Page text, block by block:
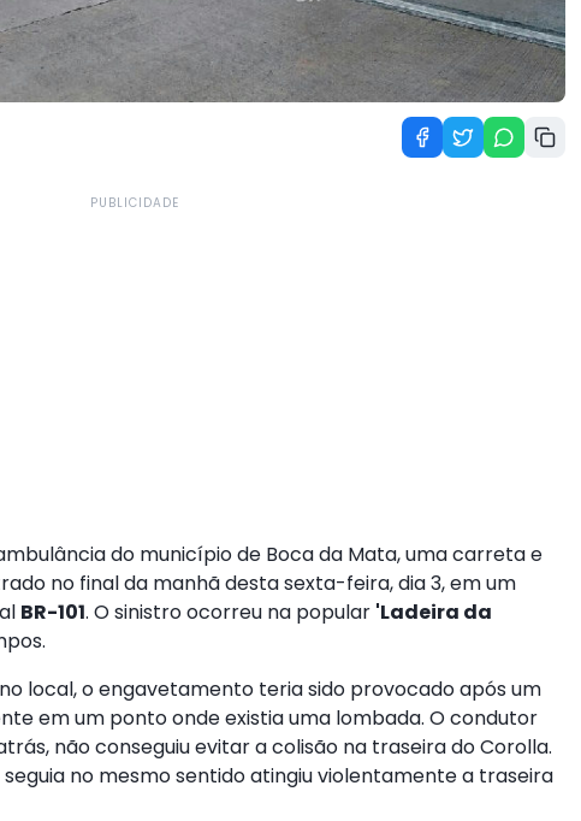
PUBLICIDADE
do município de Boca da Mata, uma carreta e
no final da manhã desta sexta-feira, dia 3, em um
BR-101. O sinistro ocorreu na popular 'Ladeira da
local, o engavetamento teria sido provocado após um
em um ponto onde existia uma lombada. O condutor
não conseguiu evitar a colisão na traseira do Corolla.
no mesmo sentido atingiu violentamente a traseira